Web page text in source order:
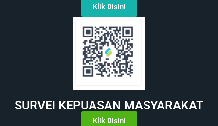
Klik Disini
SURVEI KEPUASAN MASYARAKAT
Klik Disini